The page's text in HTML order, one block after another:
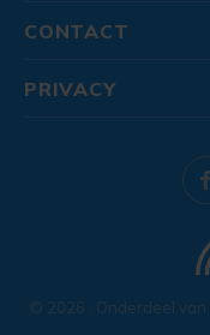
CONTACT
© 2026 . Onderdeel van
PRIVACY